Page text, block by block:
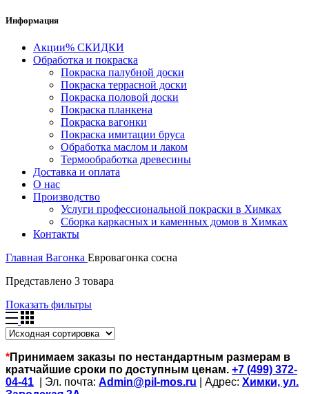
Информация
Акции% СКИДКИ
Обработка и покраска
Покраска палубной доски
Покраска террасной доски
Покраска половой доски
Покраска планкена
Покраска вагонки
Покраска имитации бруса
Обработка маслом и лаком
Термообработка древесины
Доставка и оплата
О нас
Производство
Услуги профессиональной покраски в Химках
Сборка каркасных и каменных домов в Химках
Контакты
Главная Вагонка Евровагонка сосна
Представлено 3 товара
Показать фильтры
*Принимаем заказы по нестандартным размерам в
кратчайшие сроки по доступным ценам. +7 (499) 372-
04-41
| Эл. почта: Admin@pil-mos.ru | Адрес: Химки, ул.